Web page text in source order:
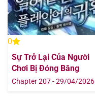
Chapter 73
Chapter 71
0
Sự Trở Lại Của Người
Chơi Bị Đóng Băng
Chapter 207 - 29/04/2026